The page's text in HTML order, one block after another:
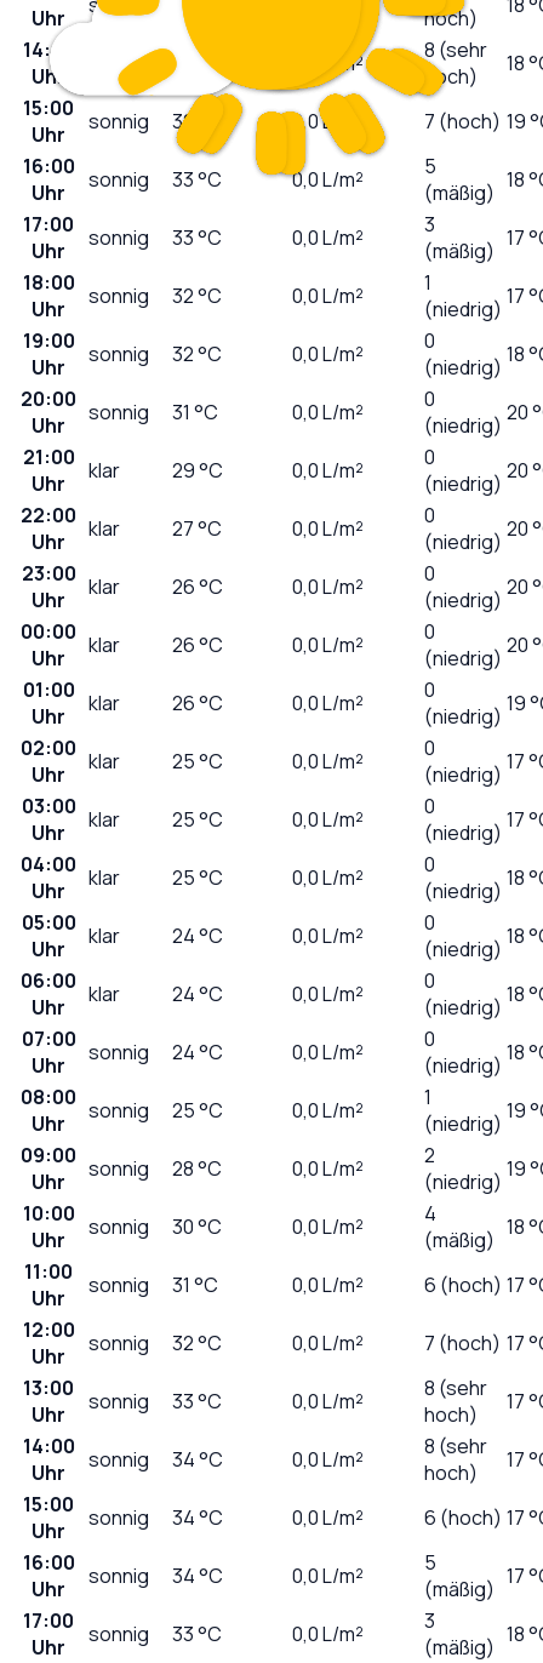
Uhr
hoch)
14:00
Uhr
sonnig 32 °C L/m²
8 (sehr
hoch)
18
15:00
Uhr
sonnig 32 0,0L/m² 7 (hoch) 19
16:00
Uhr
sonnig 33°C 0,0L/m²
5
(mäßig) 18
17:00
Uhr
sonnig 33°C 0,0L/m²
3
(mäßig) 17
18:00
Uhr
sonnig 32°C 0,0L/m²
1
(niedrig) 17
19:00
Uhr
sonnig 32°C 0,0L/m²
0
(niedrig) 18
20:00
Uhr
sonnig 31 °C 0,0L/m²
0
(niedrig) 20
21:00
Uhr
klar 29°C 0,0L/m²
0
(niedrig) 20
22:00
Uhr
klar 27°C 0,0L/m²
0
(niedrig) 20
23:00
Uhr
klar 26°C 0,0L/m²
0
(niedrig) 20
00:00
Uhr
klar 26°C 0,0L/m²
0
(niedrig) 20
01:00
Uhr
klar 26°C 0,0L/m²
0
(niedrig) 19
02:00
Uhr
klar 25°C 0,0L/m²
0
(niedrig) 17
03:00
Uhr
klar 25°C 0,0L/m²
0
(niedrig) 17
04:00
Uhr
klar 25°C 0,0L/m²
0
(niedrig) 18
05:00
Uhr
klar 24°C 0,0L/m²
0
(niedrig) 18
06:00
Uhr
klar 24°C 0,0L/m²
0
(niedrig) 18
07:00
Uhr
sonnig 24°C 0,0L/m²
0
(niedrig) 18
08:00
Uhr
sonnig 25°C 0,0L/m²
1
(niedrig) 19
09:00
Uhr
sonnig 28°C 0,0L/m²
2
(niedrig) 19
10:00
Uhr
sonnig 30°C 0,0L/m²
4
(mäßig) 18
11:00
Uhr
sonnig 31 °C 0,0L/m² 6 (hoch) 17
12:00
Uhr
sonnig 32°C 0,0L/m² 7 (hoch) 17
13:00
Uhr
sonnig 33°C 0,0L/m²
8 (sehr
hoch)
17
14:00
Uhr
sonnig 34°C 0,0L/m²
8 (sehr
hoch)
17
15:00
Uhr
sonnig 34°C 0,0L/m² 6 (hoch) 17
16:00
Uhr
sonnig 34°C 0,0L/m²
5
(mäßig) 17
17:00
Uhr
sonnig 33°C 0,0L/m²
3
(mäßig) 18